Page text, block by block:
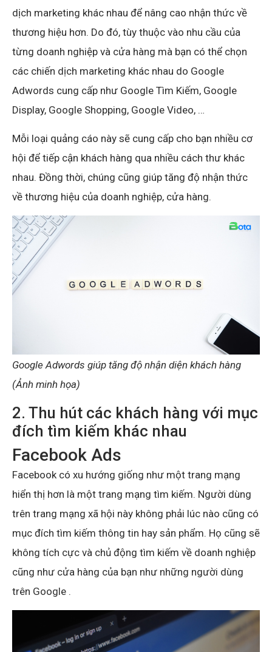
dịch marketing khác nhau để nâng cao nhận thức về
thương hiệu hơn. Do đó, tùy thuộc vào nhu cầu của
từng doanh nghiệp và cửa hàng mà bạn có thể chọn
các chiến dịch marketing khác nhau do Google
Adwords cung cấp như Google Tìm Kiếm, Google
Display, Google Shopping, Google Video, …
Mỗi loại quảng cáo này sẽ cung cấp cho bạn nhiều cơ
hội để tiếp cận khách hàng qua nhiều cách thư khác
nhau. Đồng thời, chúng cũng giúp tăng độ nhận thức
về thương hiệu của doanh nghiệp, cửa hàng.
Google Adwords giúp tăng độ nhận diện khách hàng
(Ảnh minh họa)
2. Thu hút các khách hàng với mục
đích tìm kiếm khác nhau
Facebook Ads
Facebook có xu hướng giống như một trang mạng
hiển thị hơn là một trang mạng tìm kiếm. Người dùng
trên trang mạng xã hội này không phải lúc nào cũng có
mục đích tìm kiếm thông tin hay sản phẩm. Họ cũng sẽ
không tích cực và chủ động tìm kiếm về doanh nghiệp
cũng như cửa hàng của bạn như những người dùng
trên Google .